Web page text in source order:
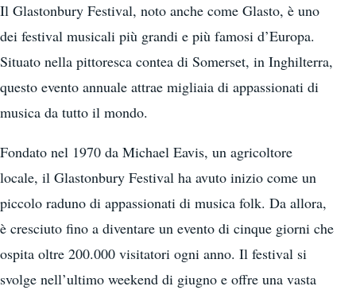
Il Glastonbury Festival, noto anche come Glasto, è uno
dei festival musicali più grandi e più famosi d’Europa.
Situato nella pittoresca contea di Somerset, in Inghilterra,
questo evento annuale attrae migliaia di appassionati di
musica da tutto il mondo.
Fondato nel 1970 da Michael Eavis, un agricoltore
locale, il Glastonbury Festival ha avuto inizio come un
piccolo raduno di appassionati di musica folk. Da allora,
è cresciuto fino a diventare un evento di cinque giorni che
ospita oltre 200.000 visitatori ogni anno. Il festival si
svolge nell’ultimo weekend di giugno e offre una vasta